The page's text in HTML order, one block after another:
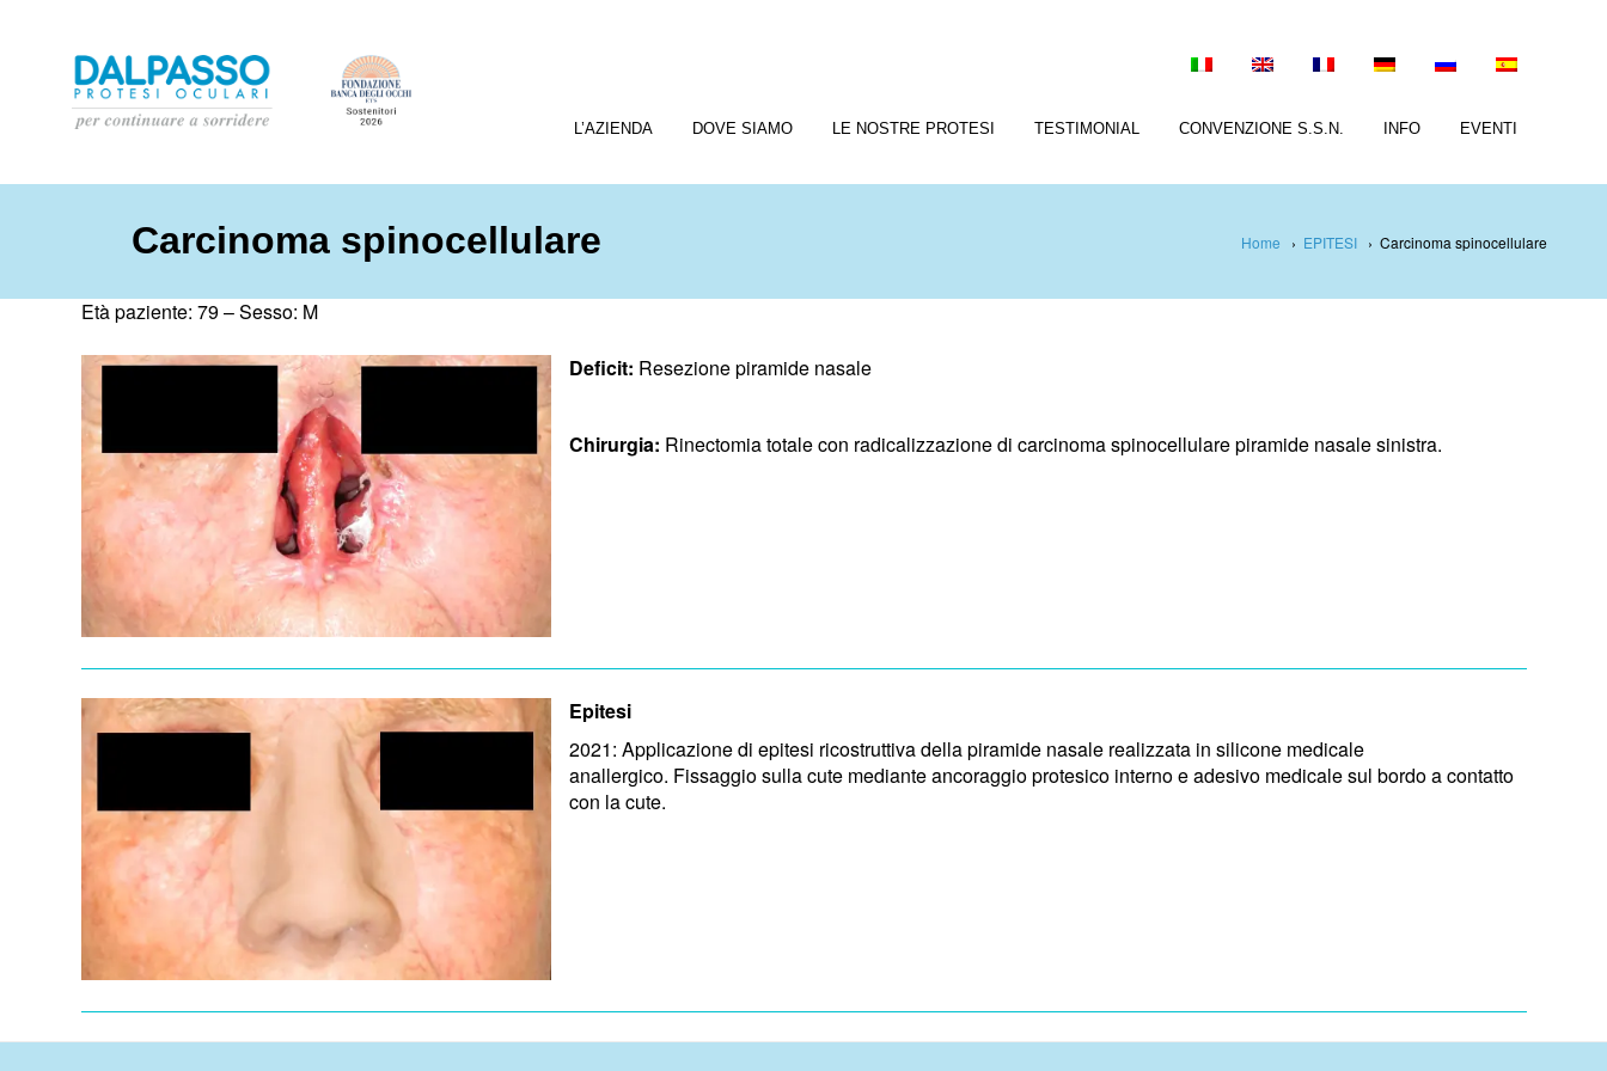
L’AZIENDA DOVE SIAMO LE NOSTRE PROTESI TESTIMONIAL CONVENZIONE S.S.N. INFO EVENTI
Carcinoma spinocellulare Home › EPITESI› Carcinoma spinocellulare
Età paziente: 79 –Sesso: M
Deficit: Resezione piramide nasale
Chirurgia: Rinectomia totale con radicalizzazione di carcinoma spinocellulare piramide nasale sinistra.
Epitesi
2021: Applicazione di epitesi ricostruttiva della piramide nasale realizzata in silicone medicale
anallergico. Fissaggio sulla cute mediante ancoraggio protesico interno e adesivo medicale sul bordo a contatto
con la cute.